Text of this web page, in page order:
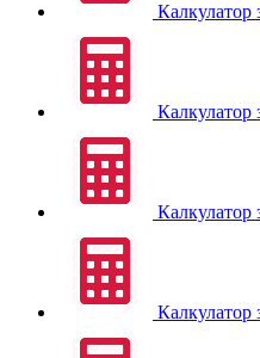
Калкулатор
Калкулатор
Калкулатор
Калкулатор